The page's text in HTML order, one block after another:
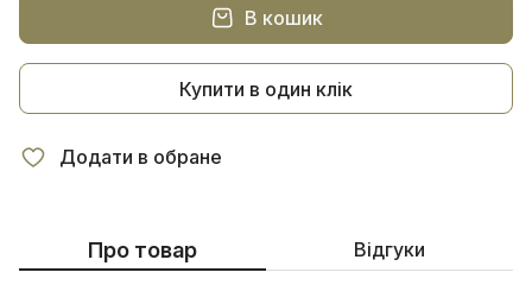
В кошик
Купити в один клік
Додати в обране
Про товар Відгуки